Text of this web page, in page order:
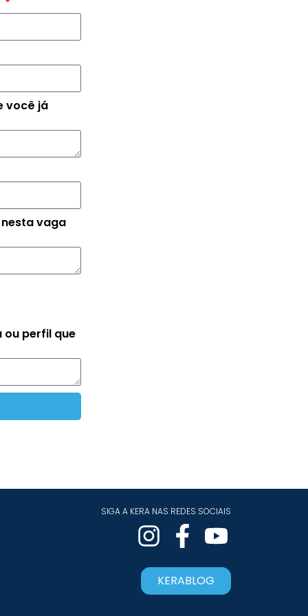
você já
vaga
ou perfil que
SIGA A KERA NAS REDES SOCIAIS
KERABLOG